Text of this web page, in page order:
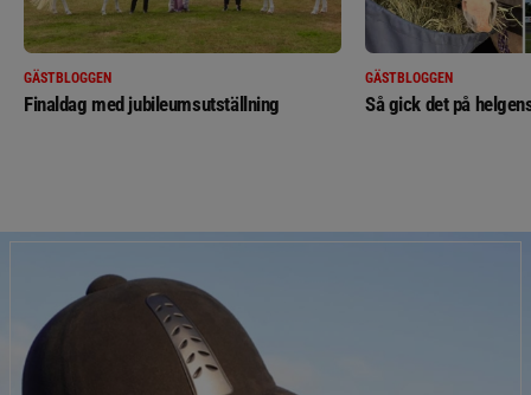
GÄSTBLOGGEN
Finaldag med jubileumsutställning
GÄSTBLOGGEN
Så gick det på